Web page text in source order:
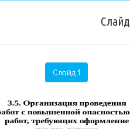
Слайд 1